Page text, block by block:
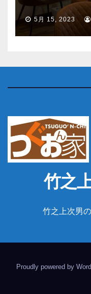
5月 15, 2023
竹之
竹之上次男
Proudly powered by